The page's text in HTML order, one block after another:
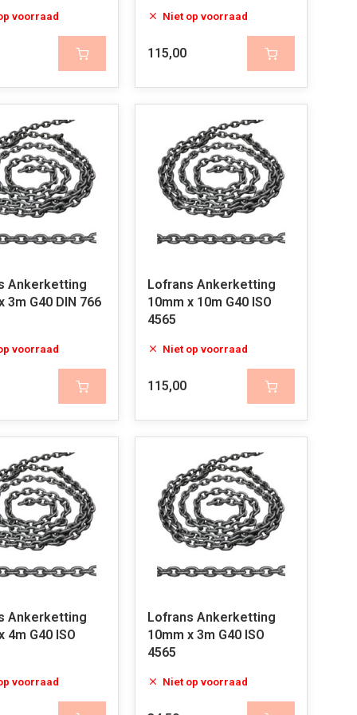
voorraad Niet op voorraad
115,00
Ankerketting
3m G40 DIN 766
voorraad
Lofrans Ankerketting
10mm x 10m G40 ISO
4565
Niet op voorraad
115,00
Ankerketting
4m G40 ISO
voorraad
Lofrans Ankerketting
10mm x 3m G40 ISO
4565
Niet op voorraad